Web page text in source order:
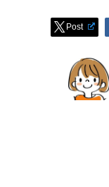
Post